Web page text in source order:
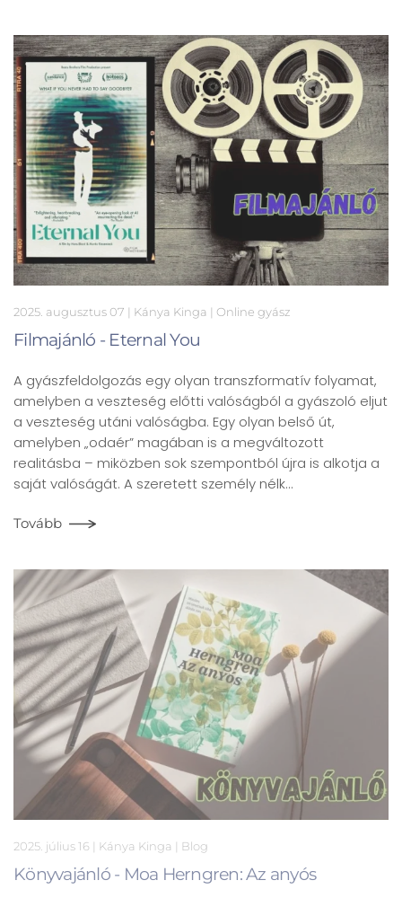
2025. augusztus 07 | Kánya Kinga | Online gyász
Filmajánló - Eternal You
A gyászfeldolgozás egy olyan transzformatív folyamat,
amelyben a veszteség előtti valóságból a gyászoló eljut
a veszteség utáni valóságba. Egy olyan belső út,
amelyben „odaér” magában is a megváltozott
realitásba – miközben sok szempontból újra is alkotja a
saját valóságát. A szeretett személy nélk…
Tovább
2025. július 16 | Kánya Kinga | Blog
Könyvajánló - Moa Herngren: Az anyós